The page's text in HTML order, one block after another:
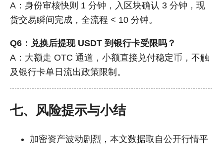
A：身份审核快则 1 分钟，入区块确认 3 分钟，现
货交易瞬间完成，全流程 < 10 分钟。
Q6：兑换后提现 USDT 到银行卡受限吗？
A：大额走 OTC 通道，小额直接兑付稳定币，不触
及银行卡单日流出政策限制。
七、风险提示与小结
加密资产波动剧烈，本文数据取自公开行情平